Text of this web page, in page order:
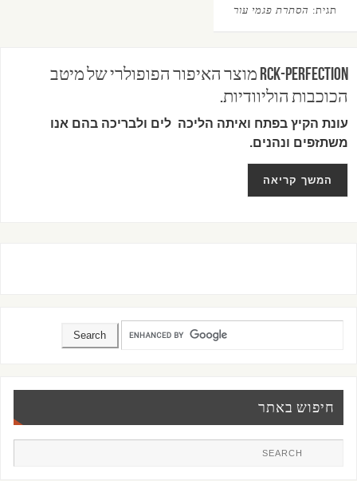
תגית: הסתרת פגמי עור
RCK-PERFECTION מוצר האיפור הפופולרי של מיטב
הכוכבות הוליוודיות.
עונת הקיץ בפתח ואיתה הליכה לים ולבריכה בהם אנו
משתזפים ונהנים.
המשך קריאה
חיפוש באתר